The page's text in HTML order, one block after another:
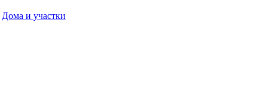
Дома и участки